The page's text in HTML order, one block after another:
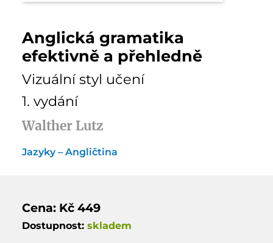
Anglická gramatika
efektivně a přehledně
Vizuální styl učení
1. vydání
Walther Lutz
Jazyky – Angličtina
Cena: Kč 449
Dostupnost: skladem